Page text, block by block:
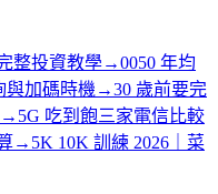
整投資教學→0050 年均
與加碼時機 →30 歲前要完
→ 5G 吃到飽三家電信比較
→ 5K 10K 訓練 2026｜菜